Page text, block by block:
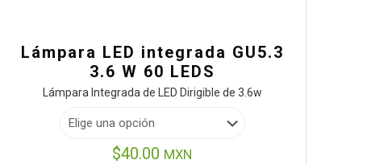
Lámpara LED integrada GU5.3
3.6 W 60 LEDS
Lámpara Integrada de LED Dirigible de 3.6w
$40.00 MXN